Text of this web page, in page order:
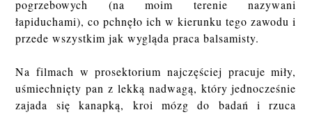
pogrzebowych (na moim terenie nazywani
łapiduchami), co pchnęło ich w kierunku tego zawodu i
przede wszystkim jak wygląda praca balsamisty.
Na filmach w prosektorium najczęściej pracuje miły,
uśmiechnięty pan z lekką nadwagą, który jednocześnie
zajada się kanapką, kroi mózg do badań i rzuca